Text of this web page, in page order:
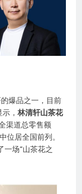
爆品之一，目前
， 林清轩山茶花
渠道总零售额
位居全国前列。
场“山茶花之